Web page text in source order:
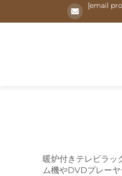
[email
暖炉付きテレビラッ
ム機やDVDプレー